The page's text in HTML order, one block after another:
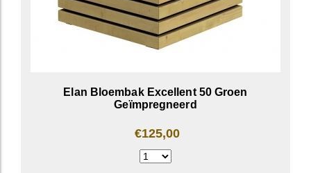
Elan Bloembak Excellent 50 Groen
Geïmpregneerd
€125,00